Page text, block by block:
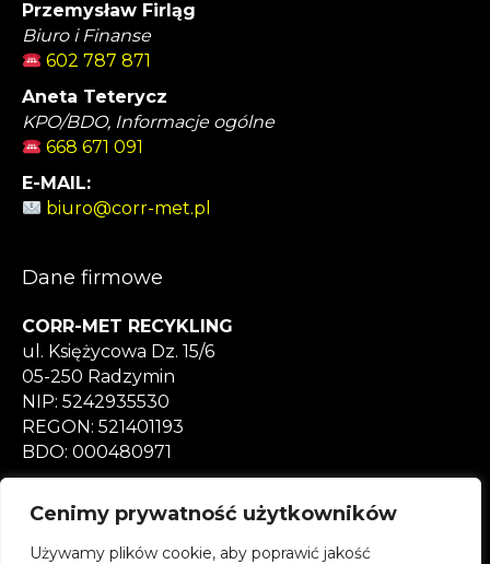
Cenimy prywatność użytkowników
Używamy plików cookie, aby poprawić jakość
Przemysław Firląg
Biuro i Finanse
602 787 871
Aneta Teterycz
KPO/BDO, Informacje ogólne
668 671 091
E-MAIL:
biuro@corr-met.pl
Dane firmowe
CORR-MET RECYKLING
ul. Księżycowa Dz. 15/6
05-250 Radzymin
NIP: 5242935530
REGON: 521401193
BDO: 000480971
Polityka prywatności
Obowiązek informacyjny RODO